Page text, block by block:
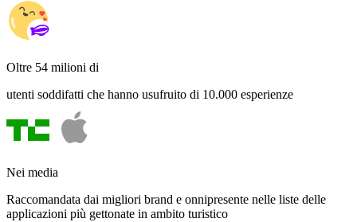
Oltre 54 milioni di
utenti soddifatti che hanno usufruito di 10.000 esperienze
Nei media
Raccomandata dai migliori brand e onnipresente nelle liste delle
applicazioni più gettonate in ambito turistico